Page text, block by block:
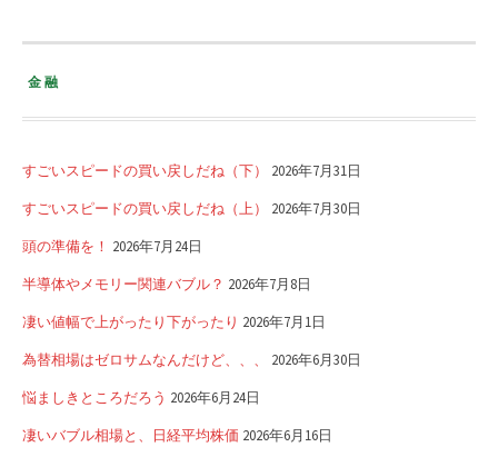
金融
すごいスピードの買い戻しだね（下） 2026年7月31日
すごいスピードの買い戻しだね（上） 2026年7月30日
頭の準備を！ 2026年7月24日
半導体やメモリー関連バブル？ 2026年7月8日
凄い値幅で上がったり下がったり 2026年7月1日
為替相場はゼロサムなんだけど、、、 2026年6月30日
悩ましきところだろう 2026年6月24日
凄いバブル相場と、日経平均株価 2026年6月16日